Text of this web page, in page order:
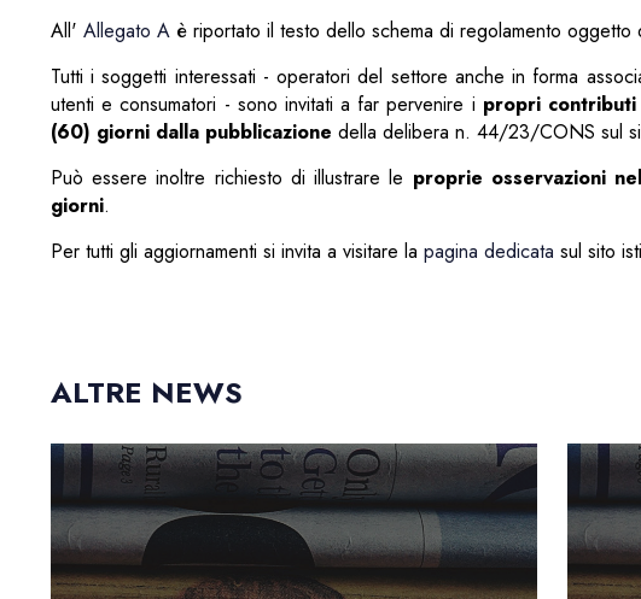
All' Allegato A è riportato il testo dello schema di regolamento oggetto
Tutti i soggetti interessati - operatori del settore anche in forma
utenti e consumatori - sono invitati a far pervenire i propri
(60) giorni dalla pubblicazione della delibera n. 44/23/CONS sul
Può essere inoltre richiesto di illustrare le proprie osservazioni
giorni.
Per tutti gli aggiornamenti si invita a visitare la pagina dedicata sul sito
ALTRE NEWS